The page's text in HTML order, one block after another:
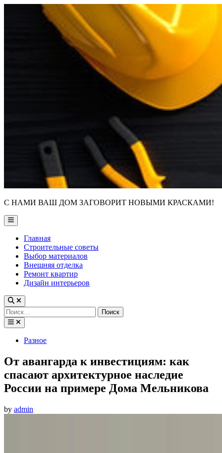
С НАМИ ВАШ ДОМ ЗАГОВОРИТ НОВЫМИ КРАСКАМИ!
Main
Menu
Главная
Строительные советы
Выбор материалов
Внешняя отделка
Ремонт квартир
Дизайн интерьеров
Найти:
PostedРазное
От авангарда к инвестициям: как
спасают архитектурное наследие
России на примере Дома Мельникова
by admin